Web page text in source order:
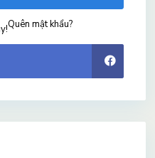
Quên mật khẩu?